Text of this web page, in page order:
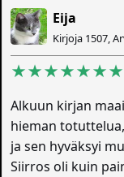
Eija
Kirjoja 1507,
Alkuun kirjan
hieman
ja sen hyväksyi
Siirros oli kuin